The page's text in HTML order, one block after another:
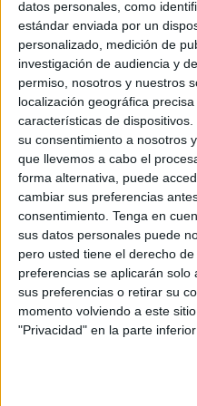
datos personales, como
estándar enviada por un
personalizado, medición de
investigación de audiencia y
permiso, nosotros y nuestros
localización geográfica
características de
su consentimiento a nosotros
que llevemos a cabo el
forma alternativa, puede
cambiar sus preferencias
consentimiento. Tenga en
sus datos personales puede
pero usted tiene el derecho
preferencias se aplicarán
sus preferencias o retirar su
momento volviendo a este
"Privacidad" en la parte
impreso se pone a la venta, en su
00:05 horas de la madrugada.
Se trata de un servicio pionero que
primeros en recibir el diario en
dispositivo similar, en cualquier lugar
este sistema, además de recibir el
recibiendo como hasta ahora el
de ahora ha sido mejorado con las
desde su nacimiento en 2006, con
informativos.
Este nuevo servicio Premium de
por 10 € euros o por un año por 90